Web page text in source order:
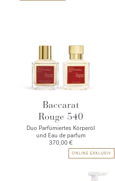
Baccarat
Rouge 540
Duo Parfümiertes Körperöl
und Eau de parfum
370,00 €
ONLINE EXKLUSIV